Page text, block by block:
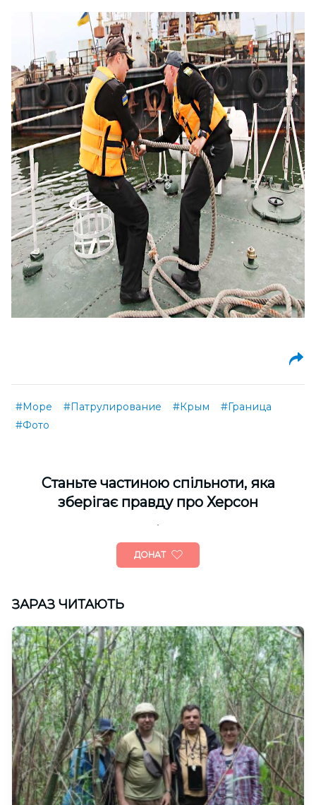
#Море #Патрулирование #Крым
#Граница
#Фото
Cтаньте частиною спільноти, яка
зберігає правду про Херсон
ДОНАТ
ЗАРАЗ ЧИТАЮТЬ